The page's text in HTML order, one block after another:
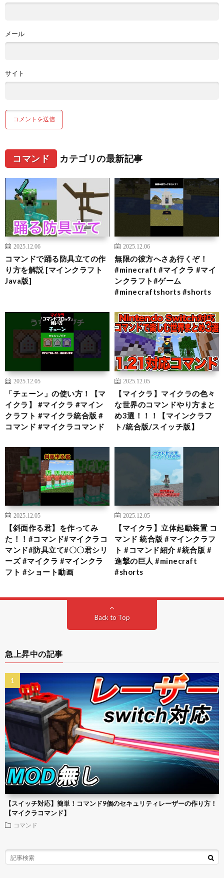
メール
サイト
コマンド カテゴリの最新記事
2025.12.06
コマンドで踊る防具立ての作
り方を解説 [マインクラフト
Java版]
2025.12.06
無限の彼方へさあ行くぞ！
#minecraft #マイクラ #マイ
ンクラフト#ゲーム
#minecraftshorts #shorts
2025.12.05
「チェーン」の使い方！【マ
イクラ】 #マイクラ #マイン
クラフト #マイクラ統合版 #
コマンド #マイクラコマンド
2025.12.05
【マイクラ】マイクラの色々
な世界のコマンドやり方まと
め3選！！！【マインクラフ
ト/統合版/スイッチ版】
2025.12.05
【斜面作る君】を作ってみ
た！！#コマンド#マイクラコ
マンド#防具立て#〇〇君シリ
ーズ #マイクラ #マインクラ
フト #ショート動画
2025.12.05
【マイクラ】立体起動装置 コ
マンド 統合版 #マインクラフ
ト #コマンド紹介 #統合版 #
進撃の巨人 #minecraft
#shorts
Back to Top
急上昇中の記事
【スイッチ対応】簡単！コマンド9個のセキュリティレーザーの作り方！
【マイクラコマンド】
コマンド